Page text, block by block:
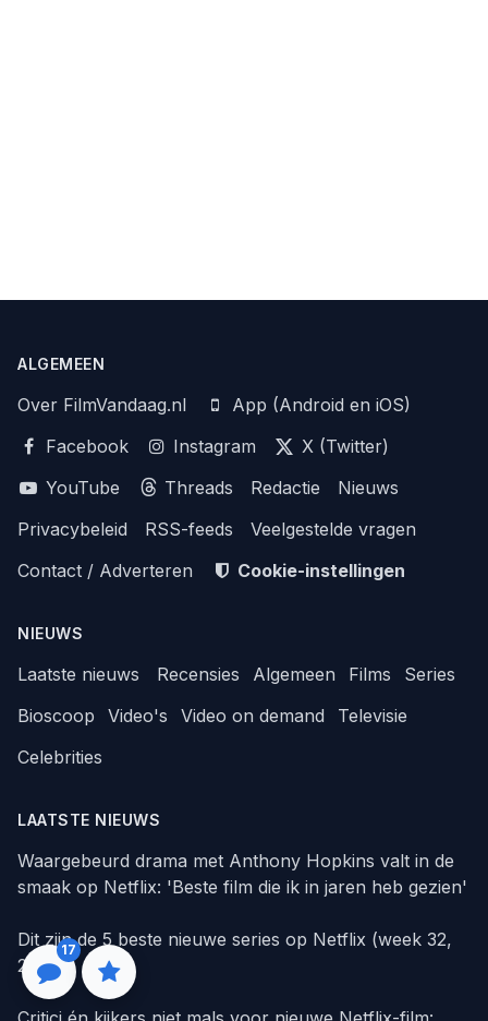
17
ALGEMEEN
Over FilmVandaag.nl
App (Android en iOS)
Facebook
Instagram
X (Twitter)
YouTube
Threads Redactie
Nieuws
Privacybeleid
RSS-feeds
Veelgestelde vragen
Contact / Adverteren
Cookie-instellingen
NIEUWS
Laatste nieuws Recensies Algemeen Films
Series
Bioscoop
Video's Video on demand
Televisie
Celebrities
LAATSTE NIEUWS
Waargebeurd drama met Anthony Hopkins valt in de
smaak op Netflix: 'Beste film die ik in jaren heb gezien'
Dit zijn de 5 beste nieuwe series op Netflix (week 32,
2026)